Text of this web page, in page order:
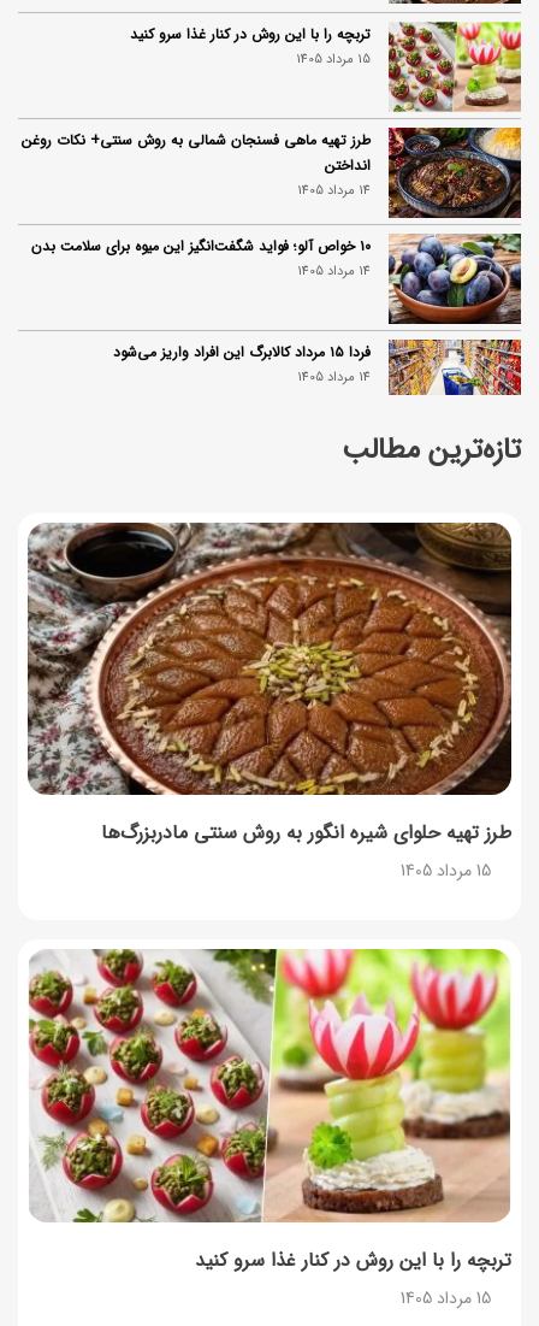
تازه‌ترین مطالب
طرز تهیه حلوای شیره انگور به روش سنتی مادربزرگ‌ها
15 مرداد 1405
تربچه را با این روش در کنار غذا سرو کنید
15 مرداد 1405
تربچه را با این روش در کنار غذا سرو کنید
15 مرداد 1405
طرز تهیه ماهی فسنجان شمالی به روش سنتی+ نکات روغن
انداختن
14 مرداد 1405
۱۰ خواص آلو؛ فواید شگفت‌انگیز این میوه برای سلامت بدن
14 مرداد 1405
فردا ۱۵ مرداد کالابرگ این افراد واریز می‌شود
14 مرداد 1405
زمان شارژ کالابرگ تغییر کرد؛ جزئیات برنامه جدید واریز اعتبار
توصیه‌های مهم برای دفع انواع حشرات در خانه
14 مرداد 1405
طرز تهیه آلبالو شور خانگی؛ خوش‌رنگ و بدون کپک
14 مرداد 1405
طرز تهیه پنکیک با شیره انگور؛ صبحانه‌ای سالم و انرژی‌بخش
14 مرداد 1405
طرز تهیه پش ملبا (پیچ ملبا)؛ دسر کلاسیک هلو و بستنی
13 مرداد 1405
طرز تهیه حلوای بحرینی؛ دسر سنتی خاورمیانه‌ای
13 مرداد 1405